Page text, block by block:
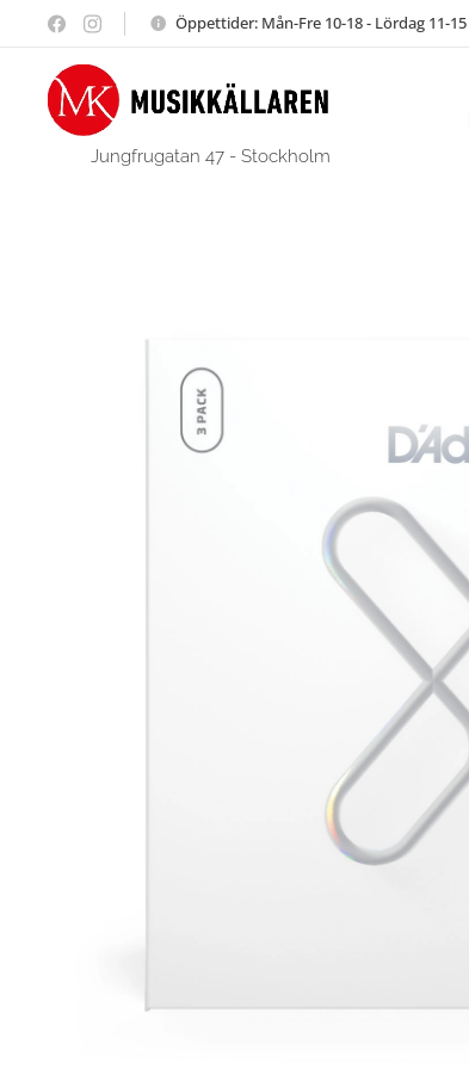
Öppettider: Mån-Fre 10-18 - Lördag 11-15
Jungfrugatan 47 - Stockholm